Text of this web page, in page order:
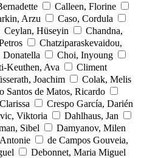
Calleen, Florine
Arzu
Caso, Cordula
Ceylan, Hüseyin
Chandna,
Chatziparaskevaidou,
Donatella
Choi, Inyoung
Keuthen, Ava
Climent
Joachim
Colak, Melis
Santos de Matos, Ricardo
Crespo García, Darién
Viktoria
Dahlhaus, Jan
Sibel
Damyanov, Milen
de Campos Gouveia,
Debonnet, Maria Miguel